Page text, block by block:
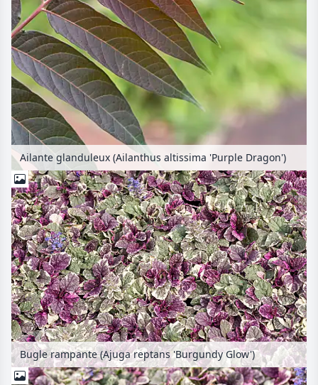
Ailante glanduleux (Ailanthus altissima 'Purple Dragon')
Bugle rampante (Ajuga reptans 'Burgundy Glow')